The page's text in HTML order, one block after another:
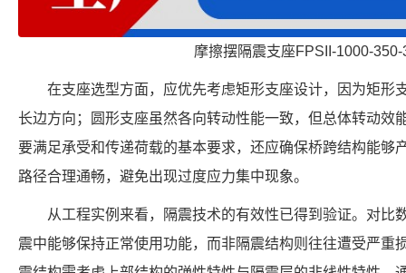
摩擦摆隔震支座FPSII-1000-350-
在支座选型方面，应优先考虑矩形支座设计，因为矩形
长边方向；圆形支座虽然各向转动性能一致，但总体转动效
要满足承受和传递荷载的基本要求，还应确保桥跨结构能够
路径合理通畅，避免出现过度应力集中现象。
从工程实例来看，隔震技术的有效性已得到验证。对比
震中能够保持正常使用功能，而非隔震结构则往往遭受严重